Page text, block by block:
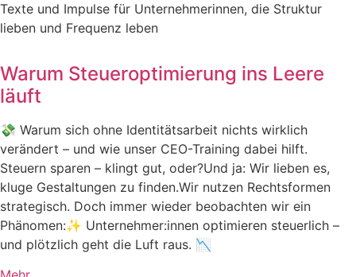
Texte und Impulse für Unternehmerinnen, die Struktur
lieben und Frequenz leben
Warum Steueroptimierung ins Leere
läuft
💸 Warum sich ohne Identitätsarbeit nichts wirklich
verändert – und wie unser CEO-Training dabei hilft.
Steuern sparen – klingt gut, oder?Und ja: Wir lieben es,
kluge Gestaltungen zu finden.Wir nutzen Rechtsformen
strategisch. Doch immer wieder beobachten wir ein
Phänomen:✨ Unternehmer:innen optimieren steuerlich –
und plötzlich geht die Luft raus. 📉